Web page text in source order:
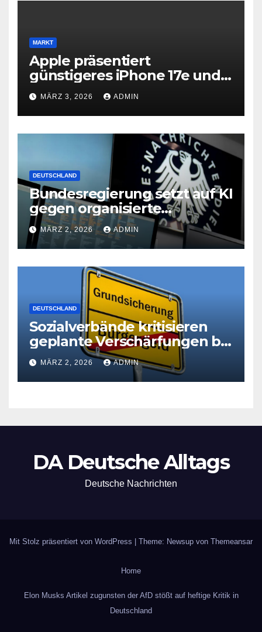
MARKT
Apple präsentiert
günstigeres iPhone 17e und
neues iPad Air mit M4-Chip
MÄRZ 3, 2026 ADMIN
DEUTSCHLAND
Bundesregierung setzt auf KI
gegen organisierte
Kriminalität
MÄRZ 2, 2026 ADMIN
DEUTSCHLAND
Sozialverbände kritisieren
geplante Verschärfungen bei
der Grundsicherung
MÄRZ 2, 2026 ADMIN
DA Deutsche Alltags
Deutsche Nachrichten
Mit Stolz präsentiert von WordPress Theme: Newsup von Themeansar
Home
Elon Musks Artikel zugunsten der AfD stößt auf heftige Kritik in
Deutschland